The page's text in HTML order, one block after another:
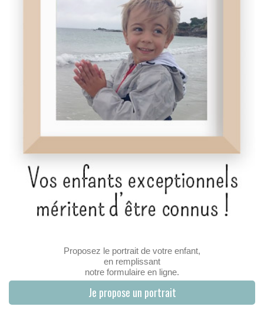
Proposez le portrait de votre enfant,
en remplissant
notre formulaire en ligne.
Je propose un portrait